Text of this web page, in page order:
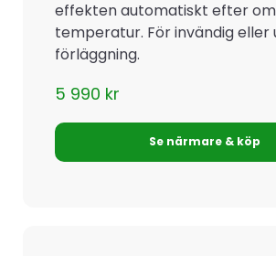
effekten automatiskt efter
temperatur. För invändig eller
förläggning.
5 990 kr
Se närmare & köp